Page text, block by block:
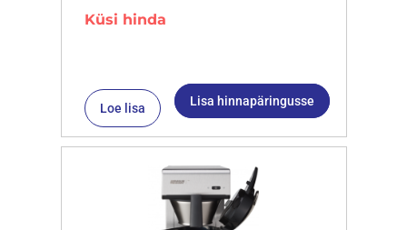
Küsi hinda
Loe lisa Lisa hinnapäringusse